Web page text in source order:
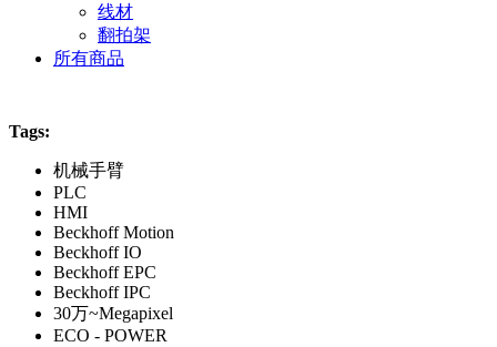
线材
翻拍架
所有商品
Tags:
机械手臂
PLC
HMI
Beckhoff Motion
Beckhoff IO
Beckhoff EPC
Beckhoff IPC
30万~Megapixel
ECO - POWER